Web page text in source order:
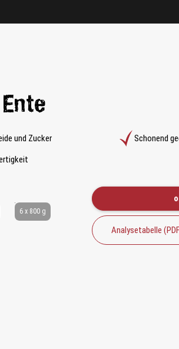
und Zucker
Schonend
6 x 800 g
Analysetabelle